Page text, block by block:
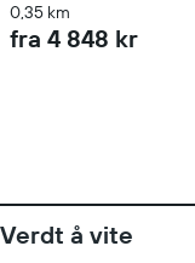
0,35 km
fra 4 848 kr
Verdt å vite